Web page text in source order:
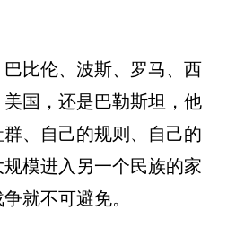
比伦、波斯、罗马、西
国，还是巴勒斯坦，他
、自己的规则、自己的
模进入另一个民族的家
就不可避免。